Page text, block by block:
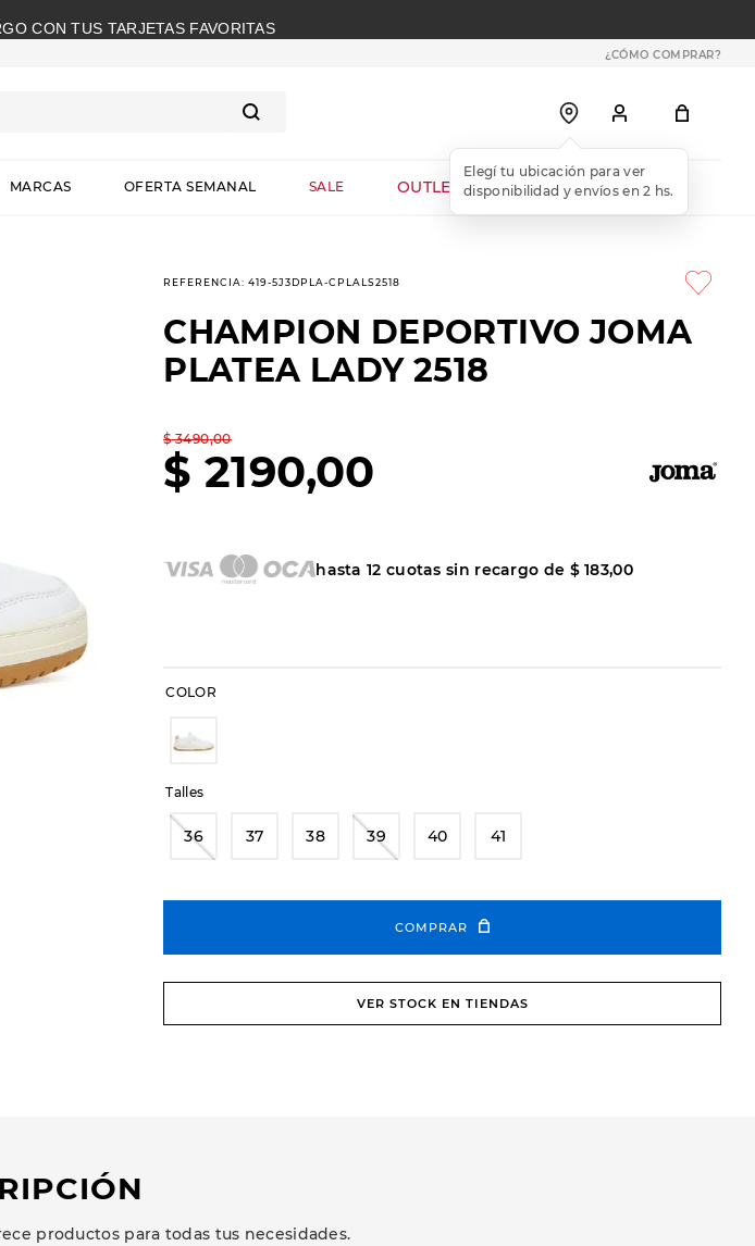
CON TUS TARJETAS FAVORITAS
¿CÓMO COMPRAR?
MARCAS OFERTA SEMANAL SALE OUTLET WEB
REFERENCIA:419-5J3DPLA-CPLALS2518
CHAMPION DEPORTIVO JOMA
PLATEA LADY 2518
$ 3490,00
$ 2190,00
hasta12 cuotas sin recargo de $ 183,00
COLOR
Talles
36 37 38 39 40 41
COMPRAR
VER STOCK EN TIENDAS
productos para todas tus necesidades.